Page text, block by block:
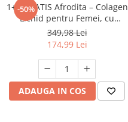
-50%
1+1 GRATIS Afrodita – Colagen
Lichid pentru Femei, cu
Keratină, L-Cistină și Vitamine
500 ml
349,98 Lei
174,99 Lei
ADAUGA IN COS